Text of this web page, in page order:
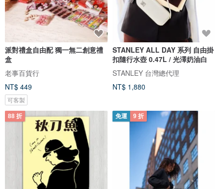
派對禮盒自由配 獨一無二創意禮
盒
老事百貨行
NT$ 449
可客製
STANLEY ALL DAY 系列 自由掛
扣隨行水壺 0.47L / 光澤奶油白
STANLEY 台灣總代理
NT$ 1,880
88 折 免運 9 折